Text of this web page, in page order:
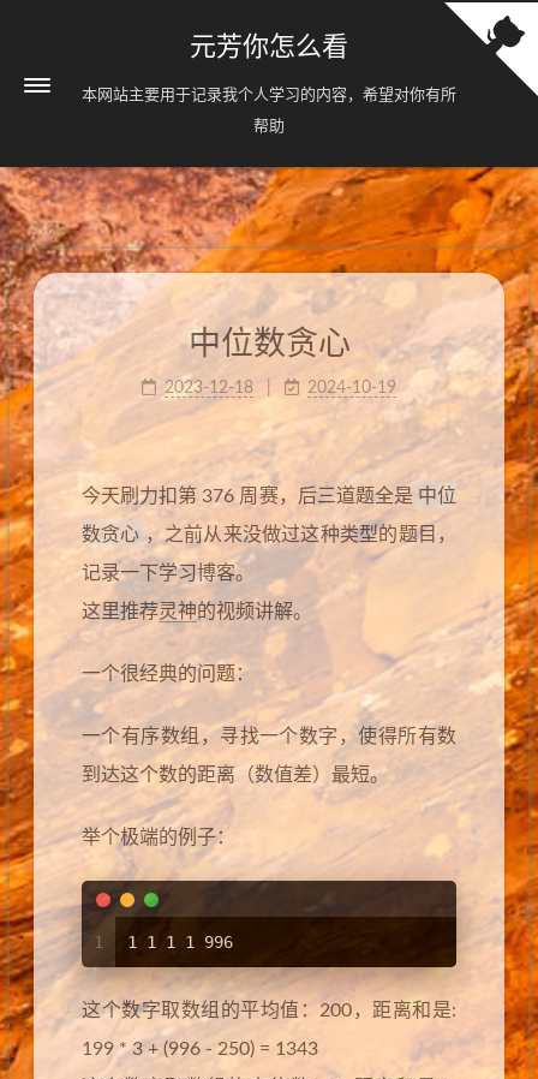
元芳你怎么看
本网站主要用于记录我个人学习的内容，希望对你有所
帮助
中位数贪心
2023-12-18 2024-10-19
今天刷力扣第 376 周赛，后三道题全是 中位
数贪心 ，之前从来没做过这种类型的题目，
记录一下学习博客。
这里推荐灵神的视频讲解。
一个很经典的问题：
一个有序数组，寻找一个数字，使得所有数
到达这个数的距离（数值差）最短。
举个极端的例子：
1 1 1 1 1 996
这个数字取数组的平均值：200，距离和是:
199 * 3 + (996 - 250) = 1343